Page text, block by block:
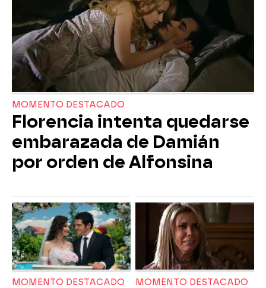
MOMENTO DESTACADO
Florencia intenta quedarse
embarazada de Damián
por orden de Alfonsina
MOMENTO DESTACADO MOMENTO DESTACADO